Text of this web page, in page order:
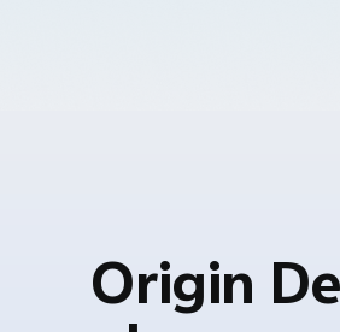
Origin